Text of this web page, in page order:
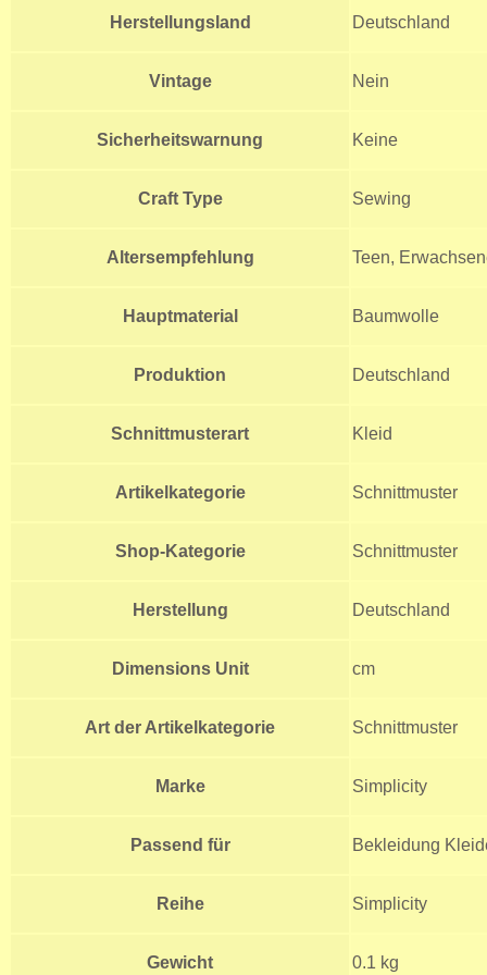
Herstellungsland Deutschland
Vintage Nein
Sicherheitswarnung Keine
Craft Type Sewing
Altersempfehlung Teen,
Hauptmaterial Baumwolle
Produktion Deutschland
Schnittmusterart Kleid
Artikelkategorie Schnittmuster
Shop-Kategorie Schnittmuster
Herstellung Deutschland
Dimensions Unit cm
Art der Artikelkategorie Schnittmuster
Marke Simplicity
Passend für Bekleidung
Reihe Simplicity
Gewicht 0.1 kg